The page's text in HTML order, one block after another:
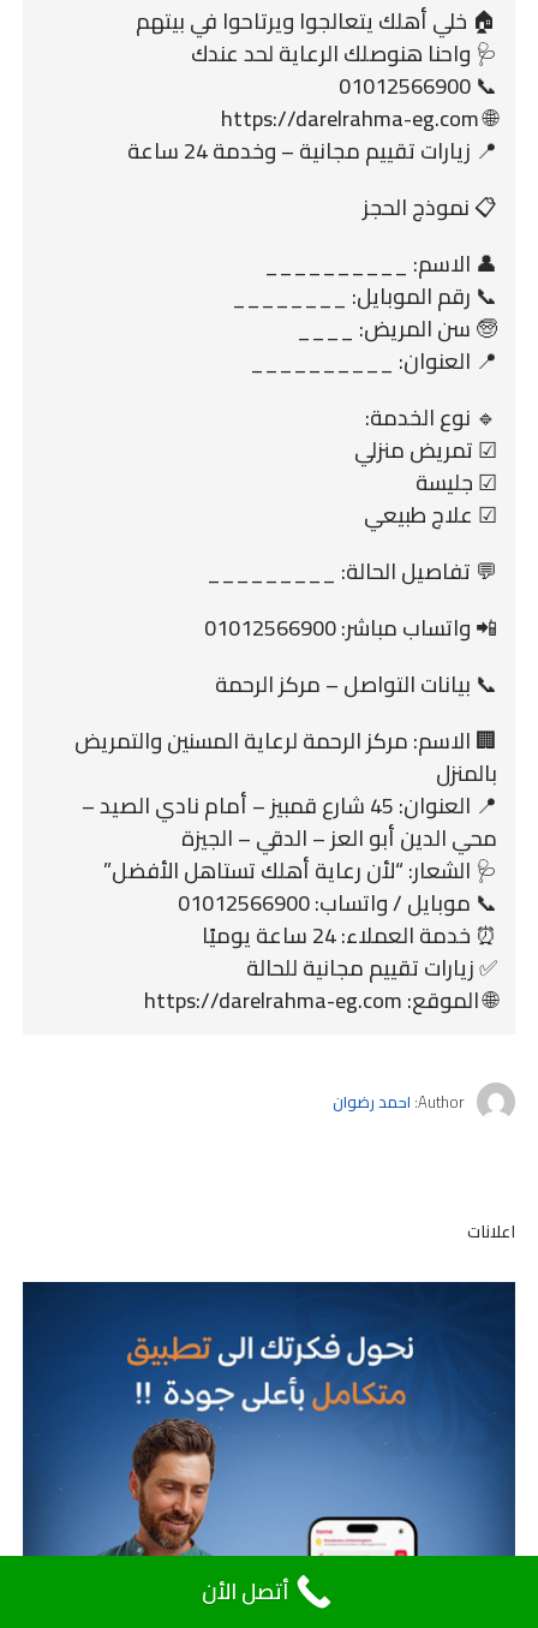
🏠 خلي أهلك يتعالجوا ويرتاحوا في بيتهم
🩺 واحنا هنوصلك الرعاية لحد عندك
📞 01012566900
🌐 https://darelrahma-eg.com
📍 زيارات تقييم مجانية – وخدمة 24 ساعة
📋 نموذج الحجز
👤 الاسم: __________
📞 رقم الموبايل: ________
🧓 سن المريض: ____
📍 العنوان: __________
🔹 نوع الخدمة:
☑ تمريض منزلي
☑ جليسة
☑ علاج طبيعي
💬 تفاصيل الحالة: _________
📲 واتساب مباشر: 01012566900
📞 بيانات التواصل – مركز الرحمة
🏢 الاسم: مركز الرحمة لرعاية المسنين والتمريض
بالمنزل
📍 العنوان: 45 شارع قمبيز – أمام نادي الصيد –
محي الدين أبو العز – الدقي – الجيزة
🩺 الشعار: “لأن رعاية أهلك تستاهل الأفضل”
📞 موبايل / واتساب: 01012566900
⏰ خدمة العملاء: 24 ساعة يوميًا
✅ زيارات تقييم مجانية للحالة
🌐 الموقع: https://darelrahma-eg.com
Author: احمد رضوان
اعلانات
أتصل الأن